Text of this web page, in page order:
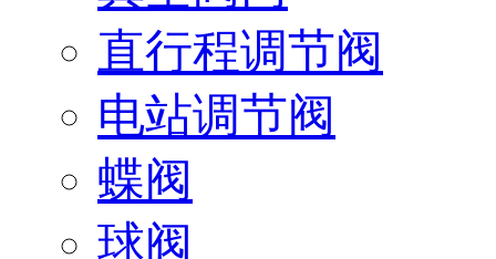
直行程调节阀
电站调节阀
蝶阀
球阀